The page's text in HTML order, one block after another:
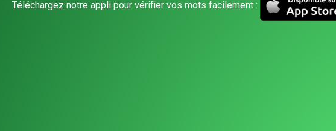
Téléchargez notre appli pour vérifier vos mots facilement :